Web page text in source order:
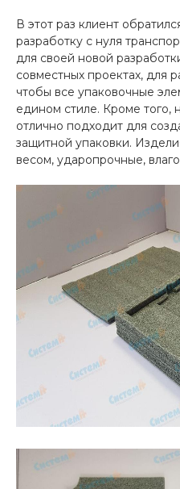
В этот раз клиент
разработку с нуля
для своей новой
совместных проектах,
чтобы все упаковочные
едином стиле. Кроме того,
отлично подходит для
защитной упаковки.
весом, ударопрочные,